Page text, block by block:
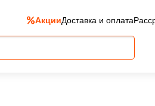
АкцииДоставка и оплата